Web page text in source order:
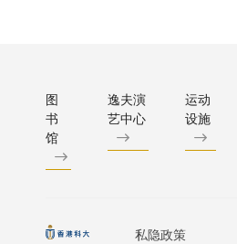
图
书
馆
逸夫演
艺中心
运动
设施
私隐政策